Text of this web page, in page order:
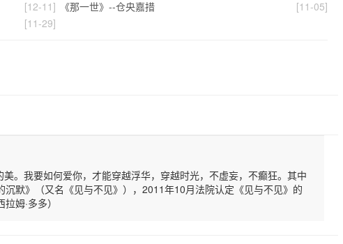
[12-11]
[11-29]
[11-05]
《那一世》--仓央嘉措
美。我要如何爱你，才能穿越浮华，穿越时光，不虚妄，不癫狂。其中
默》（又名《见与不见》），2011年10月法院认定《见与不见》的
姆·多多）